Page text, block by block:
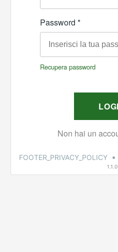
FOOTER_PRIVACY_POLICY •
1.1.0